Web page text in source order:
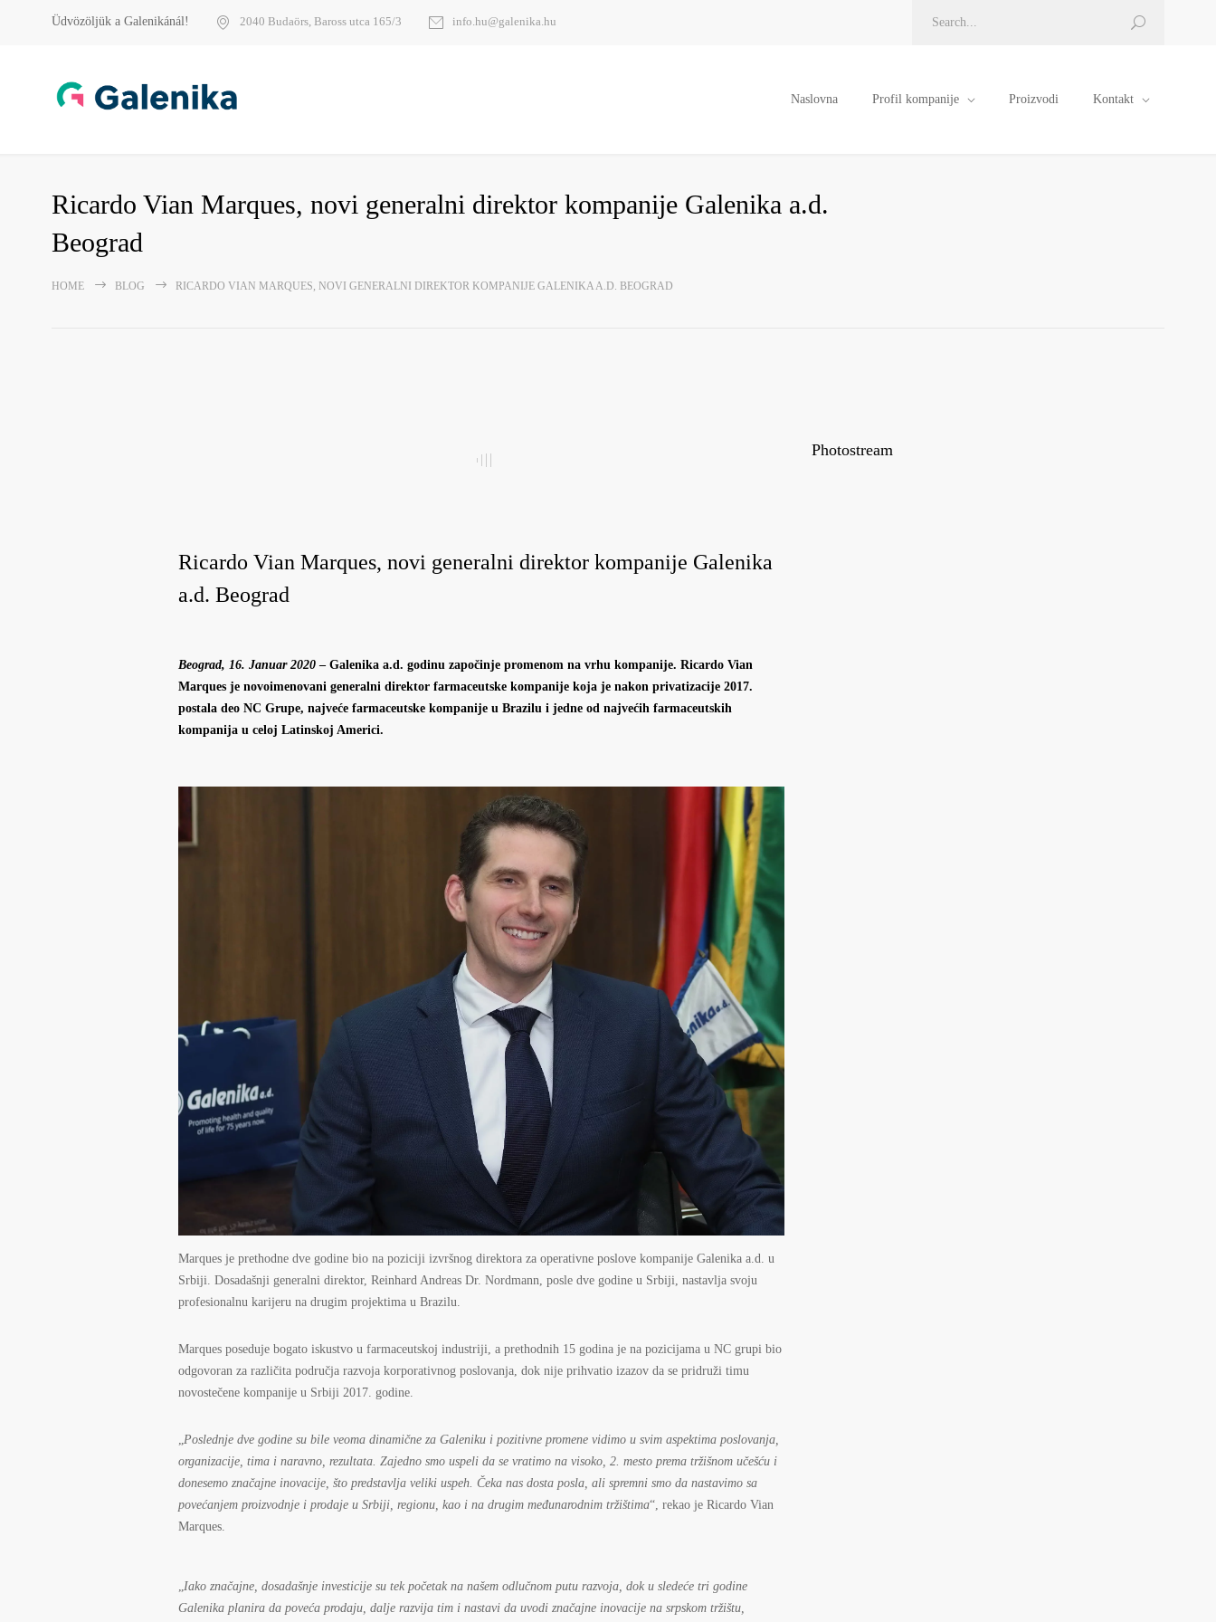
Üdvözöljük a Galenikánál! 2040 Budaörs, Baross utca 165/3 info.hu@galenika.hu
Naslovna Profil kompanije Proizvodi Kontakt
Ricardo Vian Marques, novi generalni direktor kompanije Galenika a.d.
Beograd
HOME BLOG RICARDO VIAN MARQUES, NOVI GENERALNI DIREKTOR KOMPANIJE GALENIKA A.D. BEOGRAD
Ricardo Vian Marques, novi generalni direktor kompanije Galenika
a.d. Beograd
Beograd, 16. Januar 2020 – Galenika a.d. godinu započinje promenom na vrhu kompanije. Ricardo Vian
Marques je novoimenovani generalni direktor farmaceutske kompanije koja je nakon privatizacije 2017.
postala deo NC Grupe, najveće farmaceutske kompanije u Brazilu i jedne od najvećih farmaceutskih
kompanija u celoj Latinskoj Americi.
Marques je prethodne dve godine bio na poziciji izvršnog direktora za operativne poslove kompanije Galenika a.d. u
Srbiji. Dosadašnji generalni direktor, Reinhard Andreas Dr. Nordmann, posle dve godine u Srbiji, nastavlja svoju
profesionalnu karijeru na drugim projektima u Brazilu.
Marques poseduje bogato iskustvo u farmaceutskoj industriji, a prethodnih 15 godina je na pozicijama u NC grupi bio
odgovoran za različita područja razvoja korporativnog poslovanja, dok nije prihvatio izazov da se pridruži timu
novostečene kompanije u Srbiji 2017. godine.
Poslednje dve godine su bile veoma dinamične za Galeniku i pozitivne promene vidimo u svim aspektima poslovanja,
organizacije, tima i naravno, rezultata. Zajedno smo uspeli da se vratimo na visoko, 2. mesto prema tržišnom učešću i
donesemo značajne inovacije, što predstavlja veliki uspeh. Čeka nas dosta posla, ali spremni smo da nastavimo sa
povećanjem proizvodnje i prodaje u Srbiji, regionu, kao i na drugim međunarodnim tržištima“, rekao je Ricardo Vian
Marques.
Iako značajne, dosadašnje investicije su tek početak na našem odlučnom putu razvoja, dok u sledeće tri godine
Galenika planira da poveća prodaju, dalje razvija tim i nastavi da uvodi značajne inovacije na srpskom tržištu,
Photostream